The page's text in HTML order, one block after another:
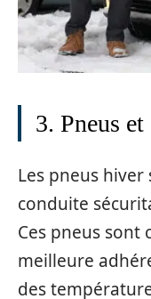
3. Pneus
Les pneus
conduite
Ces pneus
meilleure
des